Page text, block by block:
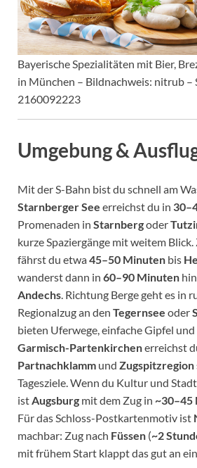
Bayerische Spezialitäten mit Bier,
in München – Bildnachweis: nitrub –
2160092223
Umgebung &
Mit der S-Bahn bist du schnell am
Starnberger See erreichst du in
Promenaden in Starnbergoder
kurze Spaziergänge mit weitem Blick.
fährst du etwa45–50 Minuten bis
wanderst dann in 60–90 Minuten
Andechs. Richtung Berge geht es in
Regionalzug an den Tegernsee oder
bieten Uferwege, einfache Gipfel
Garmisch-Partenkirchenerreichst
Partnachklamm und Zugspitzregion
Tagesziele. Wenn du Kultur und
istAugsburg mit dem Zug in ~30–45
Für das Schloss-Postkartenmotiv ist
machbar: Zug nach Füssen (~2
mit frühem Start klappt das gut an